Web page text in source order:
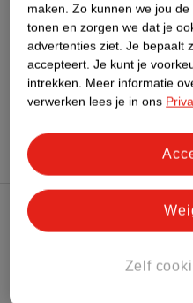
Bekijk ook
MeerEssie Alle
Hoe controleren wij de reviews?
Kruidvat Club
maken. Zo kunnen we jou
tonen en zorgen we dat je
advertenties ziet. Je bepaalt
accepteert. Je kunt je
intrekken. Meer informatie
verwerken lees je in ons
Zelf